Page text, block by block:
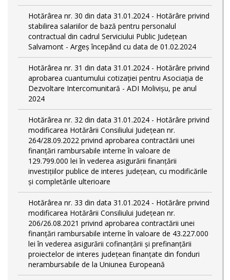
Hotărârea nr. 30 din data 31.01.2024 - Hotărâre privind
stabilirea salariilor de bază pentru personalul
contractual din cadrul Serviciului Public Județean
Salvamont - Argeș începând cu data de 01.02.2024
Hotărârea nr. 31 din data 31.01.2024 - Hotărâre privind
aprobarea cuantumului cotizației pentru Asociația de
Dezvoltare Intercomunitară - ADI Molivișu, pe anul
2024
Hotărârea nr. 32 din data 31.01.2024 - Hotărâre privind
modificarea Hotărârii Consiliului Județean nr.
264/28.09.2022 privind aprobarea contractării unei
finanțări rambursabile interne în valoare de
129.799.000 lei în vederea asigurării finanțării
investițiilor publice de interes județean, cu modificările
și completările ulterioare
Hotărârea nr. 33 din data 31.01.2024 - Hotărâre privind
modificarea Hotărârii Consiliului Județean nr.
206/26.08.2021 privind aprobarea contractării unei
finanțări rambursabile interne în valoare de 43.227.000
lei în vederea asigurării cofinanțării și prefinanțării
proiectelor de interes județean finanțate din fonduri
nerambursabile de la Uniunea Europeană